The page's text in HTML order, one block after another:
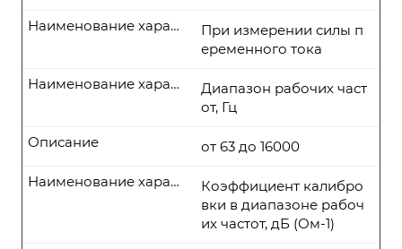
При измерении силы п
еременного тока
Наименование характеристики
Диапазон рабочих част
от, Гц
Наименование характеристики
от 63 до 16000
Описание
Коэффициент калибро
вки в диапазоне рабоч
их частот, дБ (Ом-1)
Наименование характеристики